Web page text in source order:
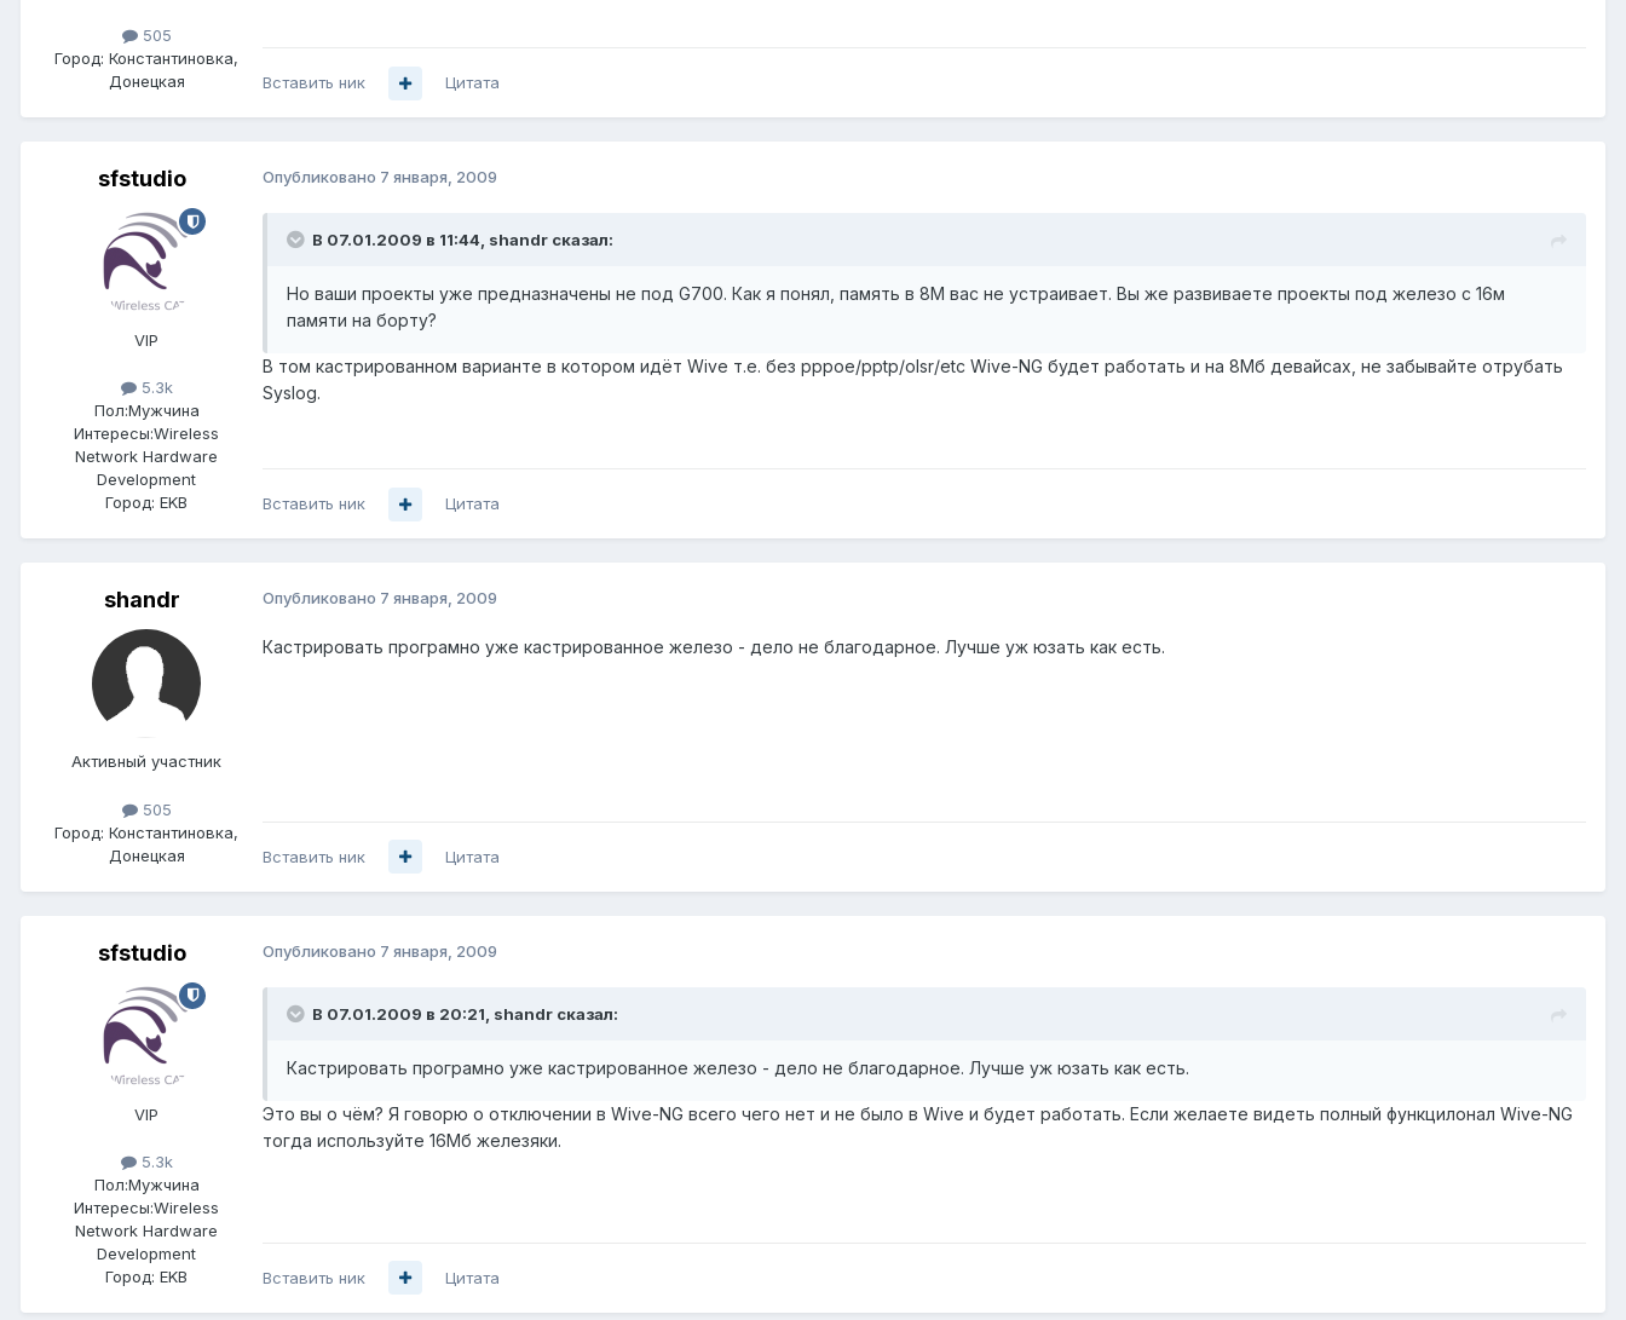
505
Город: Константиновка,
Донецкая
Вставить ник Цитата
sfstudio
VIP
5.3k
Пол:Мужчина
Интересы:Wireless
Network Hardware
Development
Город: EKB
Опубликовано 7 января, 2009
В 07.01.2009 в 11:44, shandr сказал:
Но ваши проекты уже предназначены не под G700. Как я понял, память в 8М вас не устраивает. Вы же развиваете проекты под железо с 16м
памяти на борту?
В том кастрированном варианте в котором идёт Wive т.е. без pppoe/pptp/olsr/etc Wive-NG будет работать и на 8Мб девайсах, не забывайте отрубать
Syslog.
Вставить ник Цитата
shandr
Активный участник
505
Город: Константиновка,
Донецкая
Опубликовано 7 января, 2009
Кастрировать програмно уже кастрированное железо - дело не благодарное. Лучше уж юзать как есть.
Вставить ник Цитата
sfstudio
VIP
5.3k
Пол:Мужчина
Интересы:Wireless
Network Hardware
Development
Город: EKB
Опубликовано 7 января, 2009
В 07.01.2009 в 20:21, shandr сказал:
Кастрировать програмно уже кастрированное железо - дело не благодарное. Лучше уж юзать как есть.
Это вы о чём? Я говорю о отключении в Wive-NG всего чего нет и не было в Wive и будет работать. Если желаете видеть полный функцилонал Wive-NG
тогда используйте 16Мб железяки.
Вставить ник Цитата